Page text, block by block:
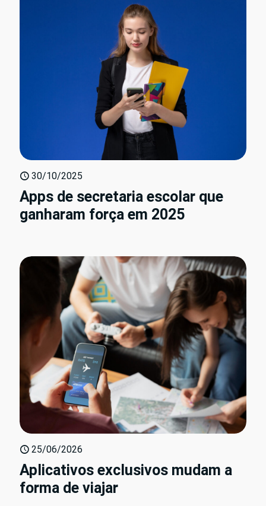
30/10/2025
Apps de secretaria escolar que
ganharam força em 2025
25/06/2026
Aplicativos exclusivos mudam a
forma de viajar